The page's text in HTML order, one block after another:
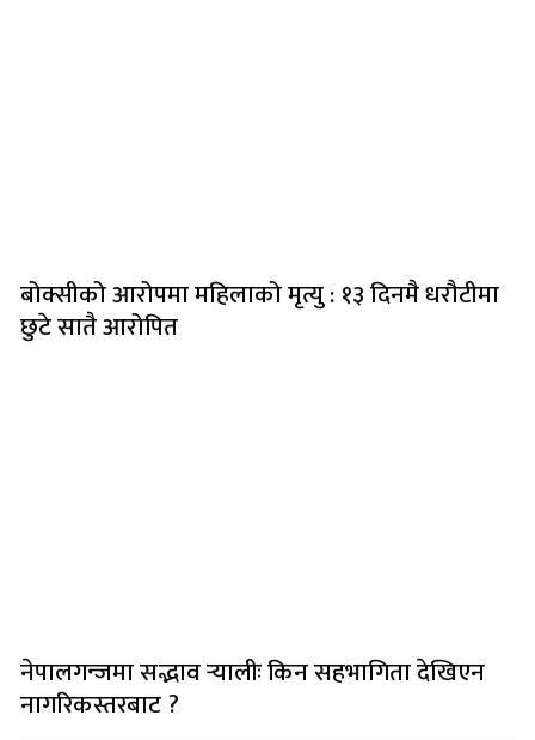
बोक्सीको आरोपमा महिलाको मृत्यु : १३ दिनमै धरौटीमा
छुटे सातै आरोपित
नेपालगन्जमा सद्भाव र्‍यालीः किन सहभागिता देखिएन
नागरिकस्तरबाट ?